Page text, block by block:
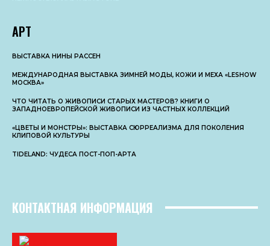
АРТ
ВЫСТАВКА НИНЫ РАССЕН
МЕЖДУНАРОДНАЯ ВЫСТАВКА ЗИМНЕЙ МОДЫ, КОЖИ И МЕХА «LESHOW
МОСКВА»
ЧТО ЧИТАТЬ О ЖИВОПИСИ СТАРЫХ МАСТЕРОВ? КНИГИ О
ЗАПАДНОЕВРОПЕЙСКОЙ ЖИВОПИСИ ИЗ ЧАСТНЫХ КОЛЛЕКЦИЙ
«ЦВЕТЫ И МОНСТРЫ»: ВЫСТАВКА СЮРРЕАЛИЗМА ДЛЯ ПОКОЛЕНИЯ
КЛИПОВОЙ КУЛЬТУРЫ
TIDELAND: ЧУДЕСА ПОСТ-ПОП-АРТА
КОНТАКТНАЯ ИНФОРМАЦИЯ